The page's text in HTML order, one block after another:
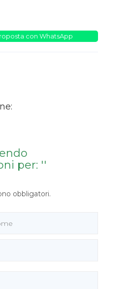
con WhatsApp
per: ''
obbligatori.